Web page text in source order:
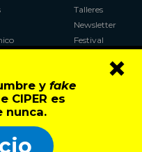
y fake
CIPER es
nunca.
×
Talleres
Newsletter
Festival